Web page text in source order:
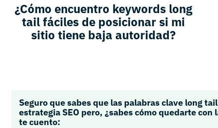
¿Cómo encuentro keywords long
tail fáciles de posicionar si mi
sitio tiene baja autoridad?
Seguro que sabes que las palabras clave long
estrategia SEO pero, ¿sabes cómo quedarte con
te cuento: